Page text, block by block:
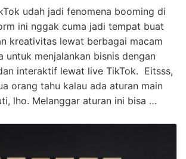
udah jadi fenomena booming di
ini nggak cuma jadi tempat buat
kreativitas lewat berbagai macam
untuk menjalankan bisnis dengan
interaktif lewat live TikTok. Eitsss,
orang tahu kalau ada aturan main
lho. Melanggar aturan ini bisa …